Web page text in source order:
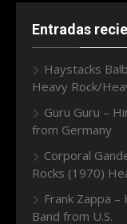
Entradas
Haystacks
Heavy Rock/
Guru Guru –
from Germany
Corporal
Rocks (1970)
Frank Zappa
Band from U.S.